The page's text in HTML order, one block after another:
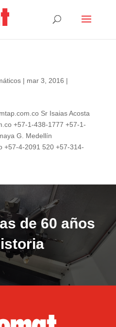
| mar 3, 2016 |
Sr Isaias Acosta
+57-1-438-1777 +57-1-
G. Medellín
+57-4-2091 520 +57-314-
de 60 años